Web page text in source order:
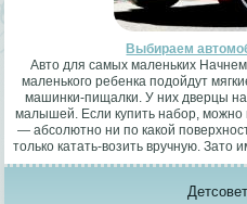
Выбираем
Авто для самых маленьких
маленького ребенка подойдут
машинки-пищалки. У них дверцы на
малышей. Если купить набор, можно
— абсолютно ни по какой
только катать-возить вручную. Зато